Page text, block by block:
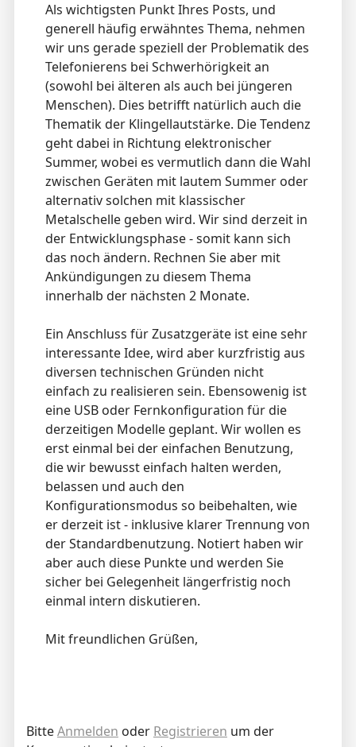
Als wichtigsten Punkt Ihres Posts, und
generell häufig erwähntes Thema, nehmen
wir uns gerade speziell der Problematik des
Telefonierens bei Schwerhörigkeit an
(sowohl bei älteren als auch bei jüngeren
Menschen). Dies betrifft natürlich auch die
Thematik der Klingellautstärke. Die Tendenz
geht dabei in Richtung elektronischer
Summer, wobei es vermutlich dann die Wahl
zwischen Geräten mit lautem Summer oder
alternativ solchen mit klassischer
Metalschelle geben wird. Wir sind derzeit in
der Entwicklungsphase - somit kann sich
das noch ändern. Rechnen Sie aber mit
Ankündigungen zu diesem Thema
innerhalb der nächsten 2 Monate.
Ein Anschluss für Zusatzgeräte ist eine sehr
interessante Idee, wird aber kurzfristig aus
diversen technischen Gründen nicht
einfach zu realisieren sein. Ebensowenig ist
eine USB oder Fernkonfiguration für die
derzeitigen Modelle geplant. Wir wollen es
erst einmal bei der einfachen Benutzung,
die wir bewusst einfach halten werden,
belassen und auch den
Konfigurationsmodus so beibehalten, wie
er derzeit ist - inklusive klarer Trennung von
der Standardbenutzung. Notiert haben wir
aber auch diese Punkte und werden Sie
sicher bei Gelegenheit längerfristig noch
einmal intern diskutieren.
Mit freundlichen Grüßen,
BitteAnmelden oder Registrieren um der